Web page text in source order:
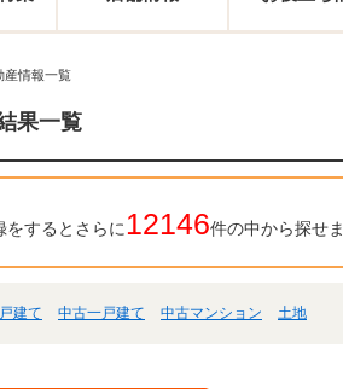
産情報一覧
果一覧
をするとさらに 12146件の中から探せま
建て 中古一戸建て 中古マンション 土地